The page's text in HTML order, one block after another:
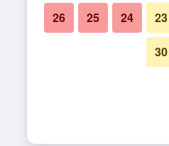
23
24
25
26
30